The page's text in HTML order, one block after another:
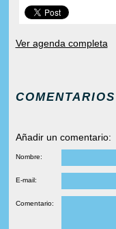
Ver agenda completa
COMENTARIOS
Añadir un comentario:
Nombre:
E-mail:
Comentario: